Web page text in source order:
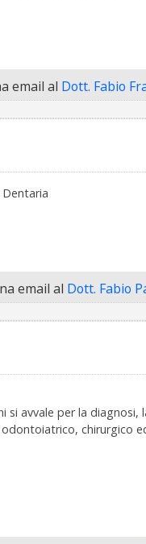
email al Dott. Fabio
email al Dott. Fabio
si avvale per la
chirurgico